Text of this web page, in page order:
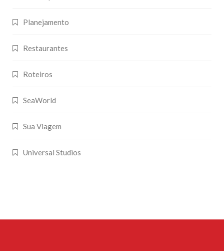
Planejamento
Restaurantes
Roteiros
SeaWorld
Sua Viagem
Universal Studios